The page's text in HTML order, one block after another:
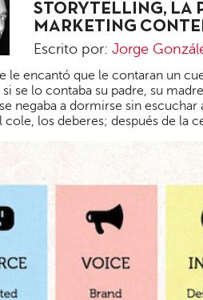
STORYTELLING, LA
MARKETING
Escrito por: Jorge
le encantó que le contaran un
se lo contaba su padre, su
negaba a dormirse sin
los deberes; después de la